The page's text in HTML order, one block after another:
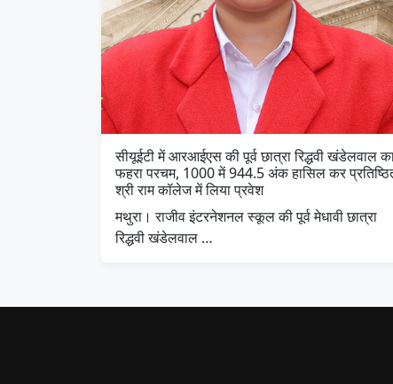
सीयूईटी में आरआईएस की पूर्व छात्रा रिद्धवी खंडेलवाल
फहरा परचम, 1000 में 944.5 अंक हासिल कर
श्री राम कॉलेज में लिया प्रवेश
मथुरा। राजीव इंटरनेशनल स्कूल की पूर्व मेधावी छात्रा
रिद्धवी खंडेलवाल …